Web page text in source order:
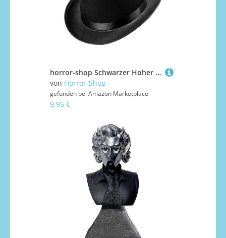
horror-shop Schwarzer Hoher Zylinder
von Horror-Shop
gefunden bei Amazon Marketplace
9,95 €